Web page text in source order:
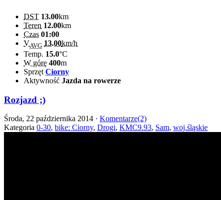
DST 13.00km
Teren 12.00km
Czas 01:00
VAVG 13.00km/h
Temp. 15.0°C
W górę 400m
Sprzęt Ciorny
Aktywność Jazda na rowerze
Rozjazd ;)
Środa, 22 października 2014 · Komentarze(2)
Kategoria 0-30, bike: Ciorny, Drogi, KMC9.93, Sam, woj.śląskie